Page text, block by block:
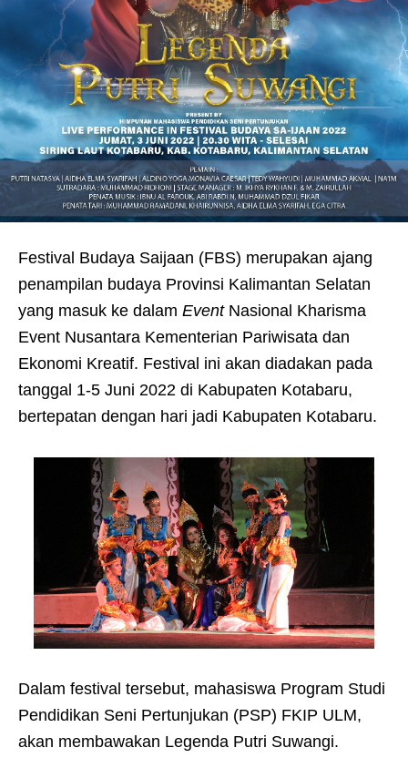
Festival Budaya Saijaan (FBS) merupakan ajang
penampilan budaya Provinsi Kalimantan Selatan
yang masuk ke dalam EventNasional Kharisma
Event Nusantara Kementerian Pariwisata dan
Ekonomi Kreatif. Festival ini akan diadakan pada
tanggal 1-5 Juni 2022 di Kabupaten Kotabaru,
bertepatan dengan hari jadi Kabupaten Kotabaru.
Dalam festival tersebut, mahasiswa Program Studi
Pendidikan Seni Pertunjukan (PSP) FKIP ULM,
akan membawakan Legenda Putri Suwangi.